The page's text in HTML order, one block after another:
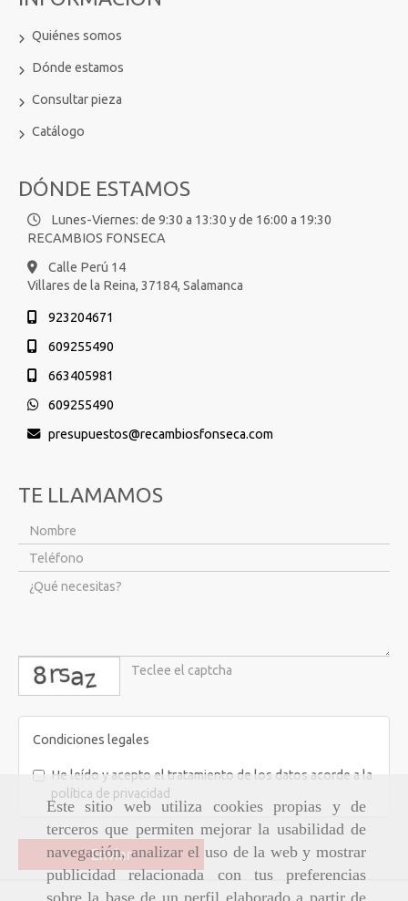
Este sitio web utiliza cookies propias y de
terceros que permiten mejorar la usabilidad de
navegación, analizar el uso de la web y mostrar
publicidad relacionada con tus preferencias
Quiénes somos
Dónde estamos
Consultar pieza
Catálogo
DÓNDE ESTAMOS
Lunes-Viernes: de 9:30 a 13:30 y de 16:00 a 19:30
RECAMBIOS FONSECA
Calle Perú 14
Villares de la Reina, 37184, Salamanca
923204671
609255490
663405981
609255490
presupuestos
recambiosfonseca.com
TE LLAMAMOS
captcha
Condiciones legales
He leído y acepto el tratamiento de los datos acorde a la
política de privacidad
Enviar